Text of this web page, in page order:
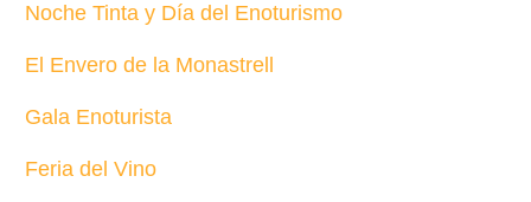
Noche Tinta y Día del Enoturismo
El Envero de la Monastrell
Gala Enoturista
Feria del Vino